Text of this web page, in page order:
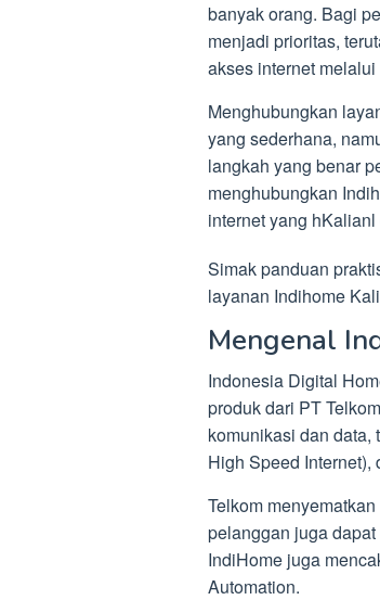
banyak orang. Bagi
menjadi prioritas,
akses internet melalui
Menghubungkan
yang sederhana,
langkah yang benar
menghubungkan
internet yang hKalianl
Simak panduan
layanan Indihome
Mengenal
Indonesia Digital
produk dari PT
komunikasi dan data,
High Speed Internet),
Telkom
pelanggan juga
IndiHome juga
Automation.